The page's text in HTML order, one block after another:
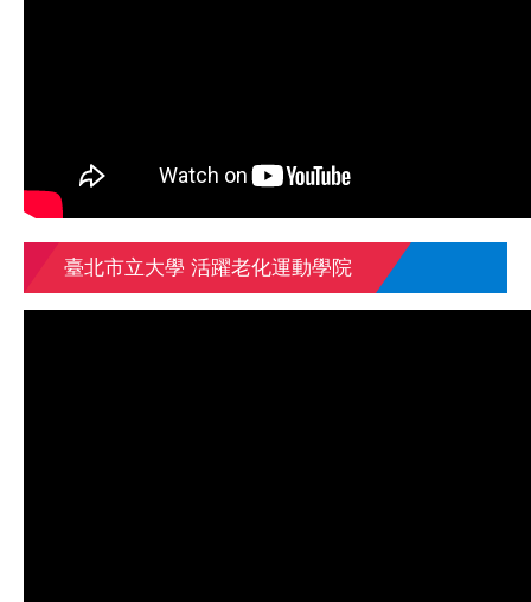
臺北市立大學 活躍老化運動學院